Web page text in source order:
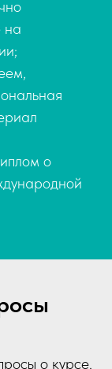
на
о
о курсе.